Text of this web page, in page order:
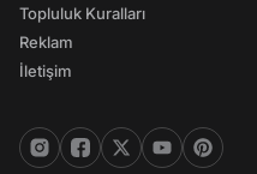
Topluluk Kuralları
Reklam
İletişim